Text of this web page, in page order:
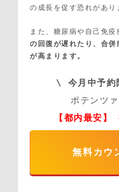
の成長を促す恐れがあり
また、糖尿病や自己免
の回復が遅れたり、合
が高まります。
\ 今月中予約
ポテンツ
【都内最安
無料カウ